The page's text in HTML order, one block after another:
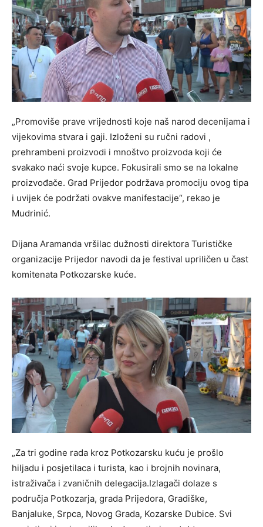
„Promoviše prave vrijednosti koje naš narod decenijama i
vijekovima stvara i gaji. Izloženi su ručni radovi ,
prehrambeni proizvodi i mnoštvo proizvoda koji će
svakako naći svoje kupce. Fokusirali smo se na lokalne
proizvođače. Grad Prijedor podržava promociju ovog tipa
i uvijek će podržati ovakve manifestacije“, rekao je
Mudrinić.
Dijana Aramanda vršilac dužnosti direktora Turističke
organizacije Prijedor navodi da je festival upriličen u čast
komitenata Potkozarske kuće.
„Za tri godine rada kroz Potkozarsku kuću je prošlo
hiljadu i posjetilaca i turista, kao i brojnih novinara,
istraživača i zvaničnih delegacija.Izlagači dolaze s
područja Potkozarja, grada Prijedora, Gradiške,
Banjaluke, Srpca, Novog Grada, Kozarske Dubice. Svi